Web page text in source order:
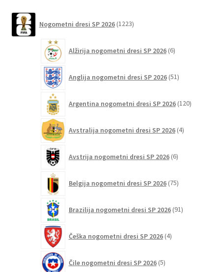
izberete
strani
Nogometni dresi SP 2026 1223izdelkov
Alžirija nogometni dresi SP 2026 6izdelkov
Anglija nogometni dresi SP 2026 51izdelkov
Argentina nogometni dresi SP 2026 120izdelkov
Avstralija nogometni dresi SP 2026 4izdelki
Avstrija nogometni dresi SP 2026 6izdelkov
Belgija nogometni dresi SP 2026 75izdelkov
Brazilija nogometni dresi SP 2026 91izdelkov
Češka nogometni dresi SP 2026 4izdelki
Čile nogometni dresi SP 2026 5izdelkov